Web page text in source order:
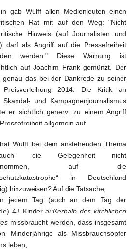
gab Wulff allen Medienleuten einen
Rat mit auf den Weg: "Nicht
Hinweis (auf Journalisten und
darf als Angriff auf die Pressefreiheit
werden." Diese Warnung ist
auf Joachim Frank gemünzt. Der
genau das bei der Dankrede zu seiner
Preisverleihung 2014: Die Kritik an
Skandal- und Kampagnenjournalismus
er sichtlich genervt zu einem Angriff
allgemein auf.
Wulff bei dem anstehenden Thema
die Gelegenheit nicht
auf die
in Deutschland
hinzuweisen? Auf die Tatsache,
jedem Tag (auch an dem Tag der
48 Kinderaußerhalb des kirchlichen
missbraucht werden, dass insgesamt
Minderjährige als Missbrauchsopfer
leben,